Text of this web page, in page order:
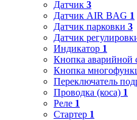
Датчик 3
Датчик AIR BAG 1
Датчик парковки 3
Датчик
Индикатор 1
Кнопка аварийной
Кнопка
Переключатель
Проводка (коса) 1
Реле 1
Стартер 1